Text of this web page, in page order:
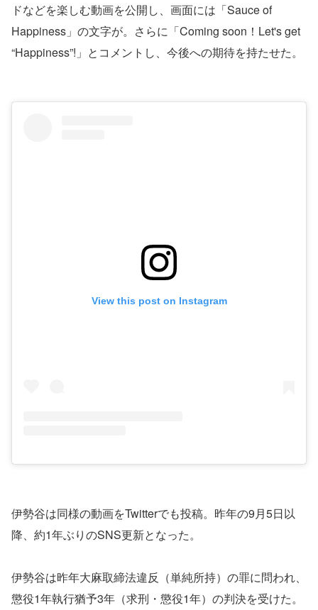
ドなどを楽しむ動画を公開し、画面には「Sauce of
Happiness」の文字が。さらに「Coming soon！Let's get
“Happiness”!」とコメントし、今後への期待を持たせた。
View this post on Instagram
伊勢谷は同様の動画をTwitterでも投稿。昨年の9月5日以
降、約1年ぶりのSNS更新となった。
伊勢谷は昨年大麻取締法違反（単純所持）の罪に問われ、
懲役1年執行猶予3年（求刑・懲役1年）の判決を受けた。